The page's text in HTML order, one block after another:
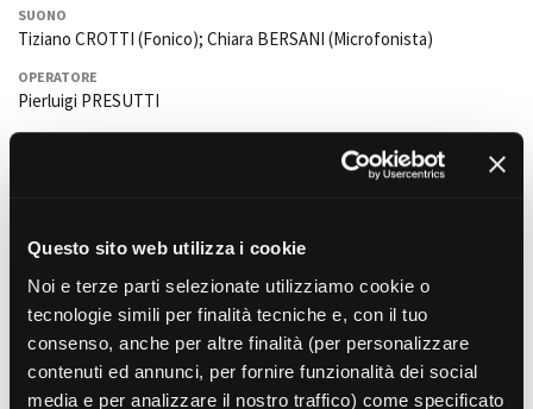
Questo sito web utilizza i cookie
Noi e terze parti selezionate utilizziamo cookie o
tecnologie simili per finalità tecniche e, con il tuo
consenso, anche per altre finalità (per personalizzare
contenuti ed annunci, per fornire funzionalità dei social
media e per analizzare il nostro traffico) come specificato
Contatti
Privacy
Cookie policy
Whistleblowing
SUONO
Tiziano CROTTI (Fonico); Chiara BERSANI (Microfonista)
OPERATORE
Pierluigi PRESUTTI
EFFETTI SPECIALI
Francesca BUFFARELLO, Arianna MARCHESI e
(Aggiunta); Massimo GELO (Capo Parrucchiere); Chantal CECCHINI
(Parrucchiera); Pina PIRAS eCarlotta BOLLERO(Aggiunta)
AIUTO REGIA
Gianluca MIZZI
CASTING